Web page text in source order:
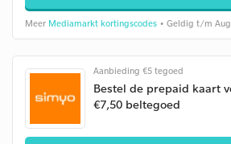
Meer Mediamarkt kortingscodes • Geldig t/m
Aanbieding €5 tegoed
Bestel de prepaid kaart
€7,50 beltegoed